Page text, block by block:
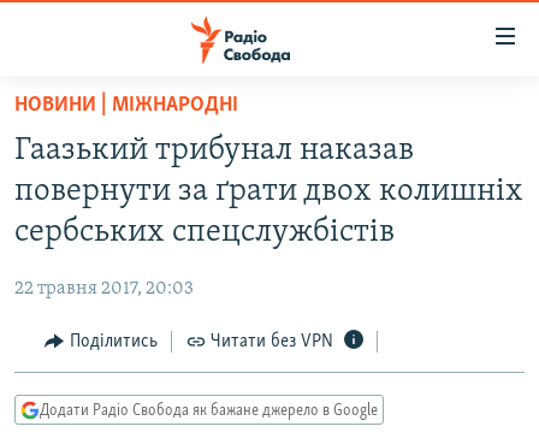
Перейти
основного
матеріалу
Перейти
до
основної
навігації
Перейти
до
пошуку
РАДІО СВОБОДА – 70 РОКІВ
СТАТТІ
ЕКОНОМІКА
СУСПІЛЬСТВО
РОСІЙСЬКА «ФІЛЬТРАЦІЯ»
ДОНБАС.РЕАЛІЇ
ТИ ЯК?
НОВИНИ | МІЖНАРОДНІ
Гаазький трибунал наказав
повернути за ґрати двох колишніх
сербських спецслужбістів
22 травня 2017, 20:03
Поділитись Читати без VPN
Додати Радіо Свобода як бажане джерело в Google